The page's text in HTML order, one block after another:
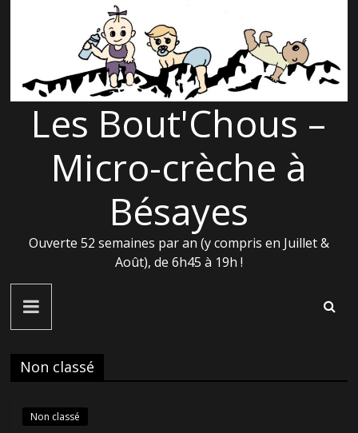
Les Bout'Chous –
Micro-crèche à
Bésayes
Ouverte 52 semaines par an (y compris en Juillet &
Août), de 6h45 à 19h !
Non classé
Non classé